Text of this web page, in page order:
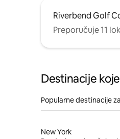
Riverbend Golf
Preporučuje 11
Destinacije
Popularne destinacije
New York